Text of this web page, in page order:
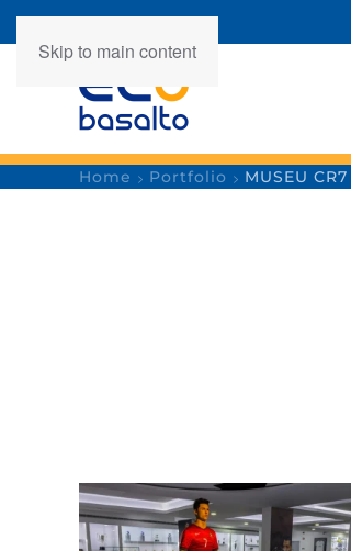
Skip to main content
Home Portfolio MUSEU CR7